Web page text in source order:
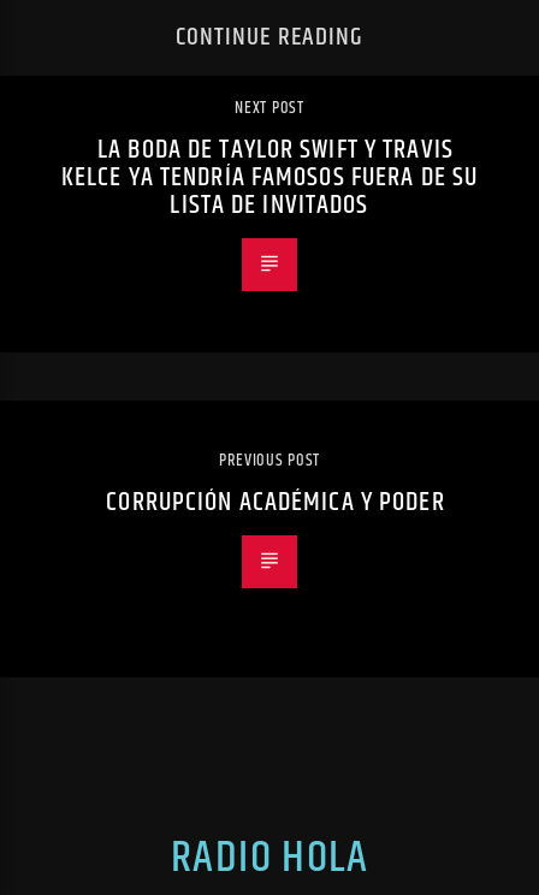
CONTINUE READING
NEXT POST
LA BODA DE TAYLOR SWIFT Y TRAVIS
KELCE YA TENDRÍA FAMOSOS FUERA DE SU
LISTA DE INVITADOS
PREVIOUS POST
CORRUPCIÓN ACADÉMICA Y PODER
RADIO HOLA